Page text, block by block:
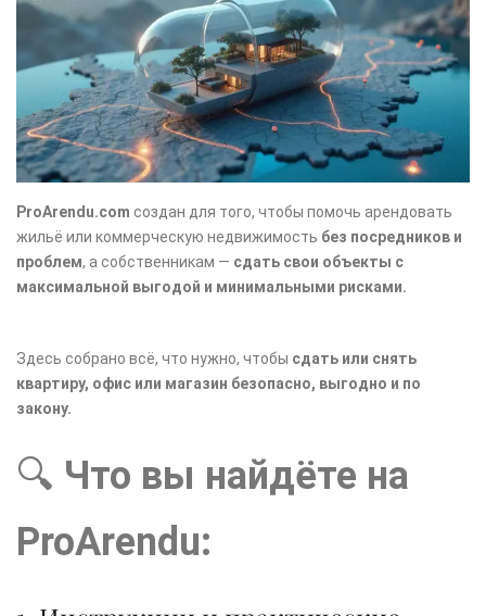
ProArendu.com создан для того, чтобы помочь арендовать
жильё или коммерческую недвижимость без посредников и
проблем, а собственникам — сдать свои объекты с
максимальной выгодой и минимальными рисками.
Здесь собрано всё, что нужно, чтобы сдать или снять
квартиру, офис или магазин безопасно, выгодно и по
закону.
🔍 Что вы найдёте на
ProArendu: